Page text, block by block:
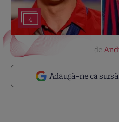
4
Adaugă-ne ca
de